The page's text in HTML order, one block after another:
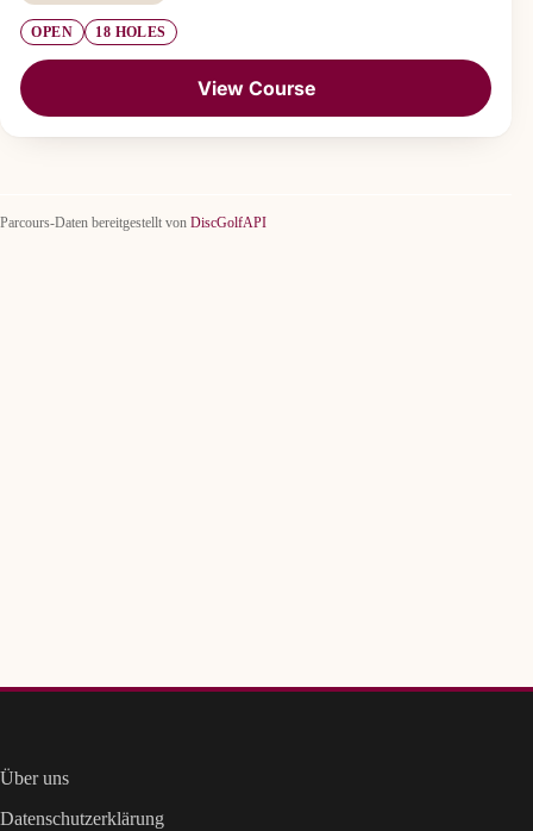
OPEN 18 HOLES
View Course
Parcours-Daten bereitgestellt von DiscGolfAPI
Über uns
Datenschutzerklärung